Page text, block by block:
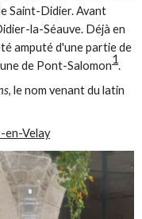
Saint-Didier. Avant
la-Séauve. Déjà en
amputé d'une partie de
de Pont-Salomon1.
, le nom venant du latin
en-Velay